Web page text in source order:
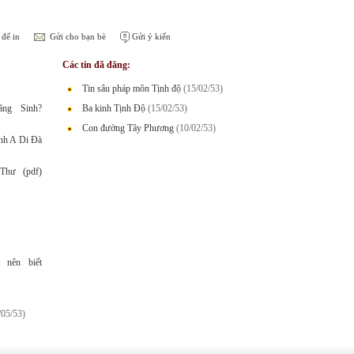
in Gửi cho bạn bè Gửi ý kiến
Sinh?
A Di Đà
(pdf)
nên biết
53)
Các tin đã đăng:
Tin sâu pháp môn Tịnh độ (15/02/53)
Ba kinh Tịnh Độ (15/02/53)
Con đường Tây Phương (10/02/53)